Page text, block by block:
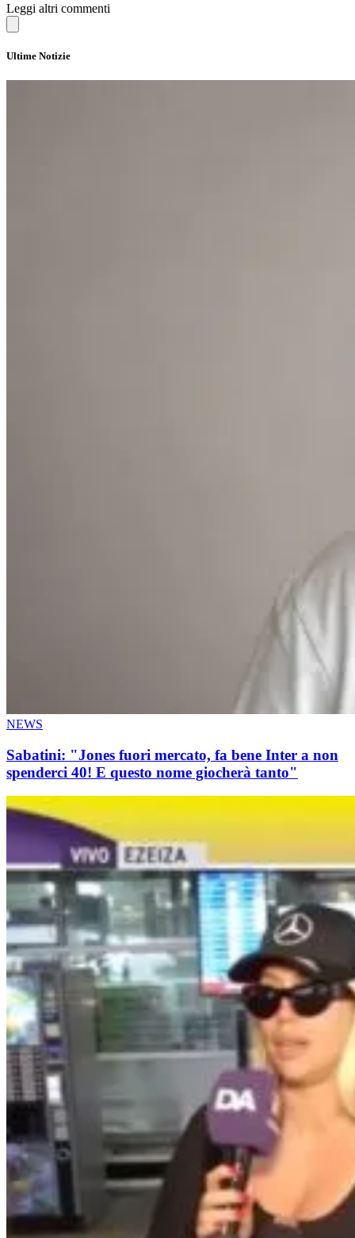
Leggi altri commenti
Ultime Notizie
NEWS
Sabatini: "Jones fuori mercato, fa bene Inter a non
spenderci 40! E questo nome giocherà tanto"